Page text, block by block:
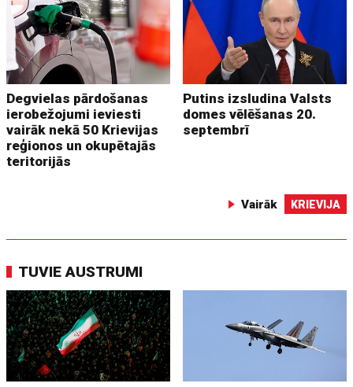
Degvielas pārdošanas
ierobežojumi ieviesti
vairāk nekā 50 Krievijas
reģionos un okupētajās
teritorijās
Putins izsludina Valsts
domes vēlēšanas 20.
septembrī
Vairāk KRIEVIJA
TUVIE AUSTRUMI